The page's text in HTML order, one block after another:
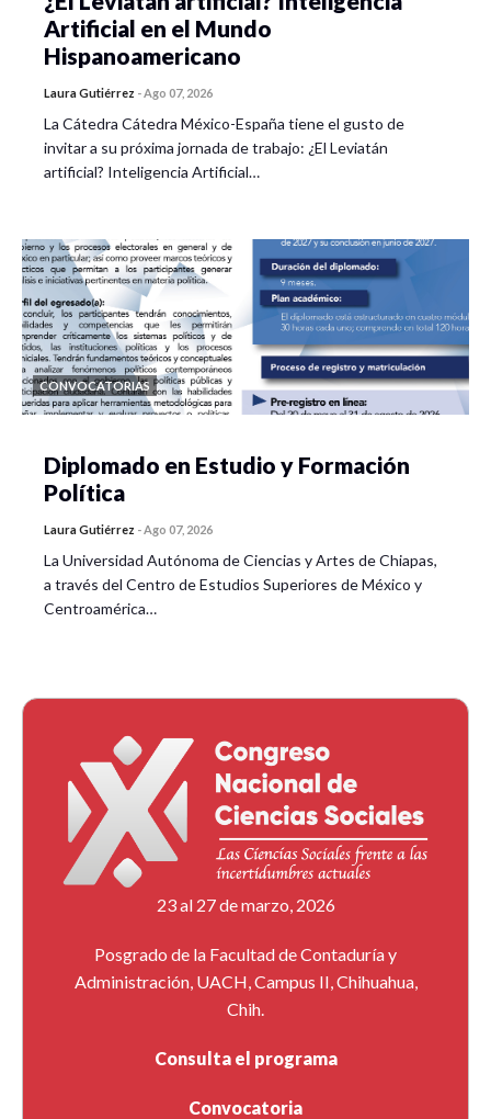
Artificial en el Mundo
Hispanoamericano
Laura Gutiérrez - Ago 07, 2026
La Cátedra Cátedra México-España tiene el gusto de
invitar a su próxima jornada de trabajo: ¿El Leviatán
artificial? Inteligencia Artificial…
CONVOCATORIAS
Diplomado en Estudio y Formación
Política
Laura Gutiérrez - Ago 07, 2026
La Universidad Autónoma de Ciencias y Artes de Chiapas,
a través del Centro de Estudios Superiores de México y
Centroamérica…
23 al 27 de marzo, 2026
Posgrado de la Facultad de Contaduría y
Administración, UACH, Campus II, Chihuahua,
Chih.
Consulta el programa
Convocatoria